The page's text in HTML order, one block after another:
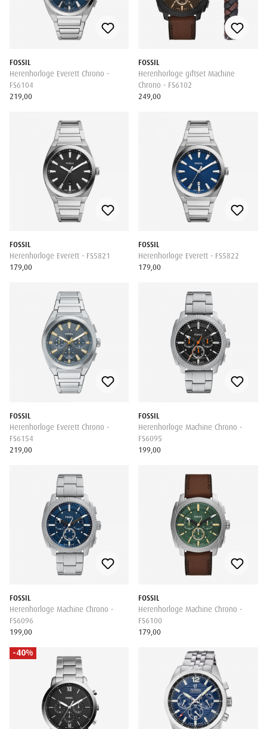
FOSSIL
Herenhorloge Everett Chrono -
FS6104
219,00
FOSSIL
Herenhorloge giftset Machine
Chrono - FS6102
249,00
FOSSIL
Herenhorloge Everett - FS5821
179,00
FOSSIL
Herenhorloge Everett - FS5822
179,00
FOSSIL
Herenhorloge Everett Chrono -
FS6154
219,00
FOSSIL
Herenhorloge Machine Chrono -
FS6095
199,00
FOSSIL
Herenhorloge Machine Chrono -
FS6096
199,00
FOSSIL
Herenhorloge Machine Chrono -
FS6100
179,00
-40%